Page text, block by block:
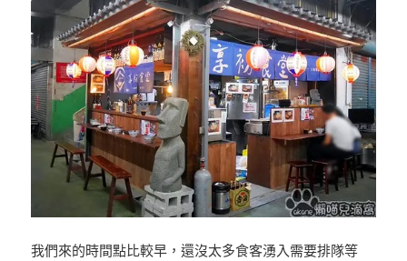
我們來的時間點比較早，還沒太多食客湧入需要排隊等